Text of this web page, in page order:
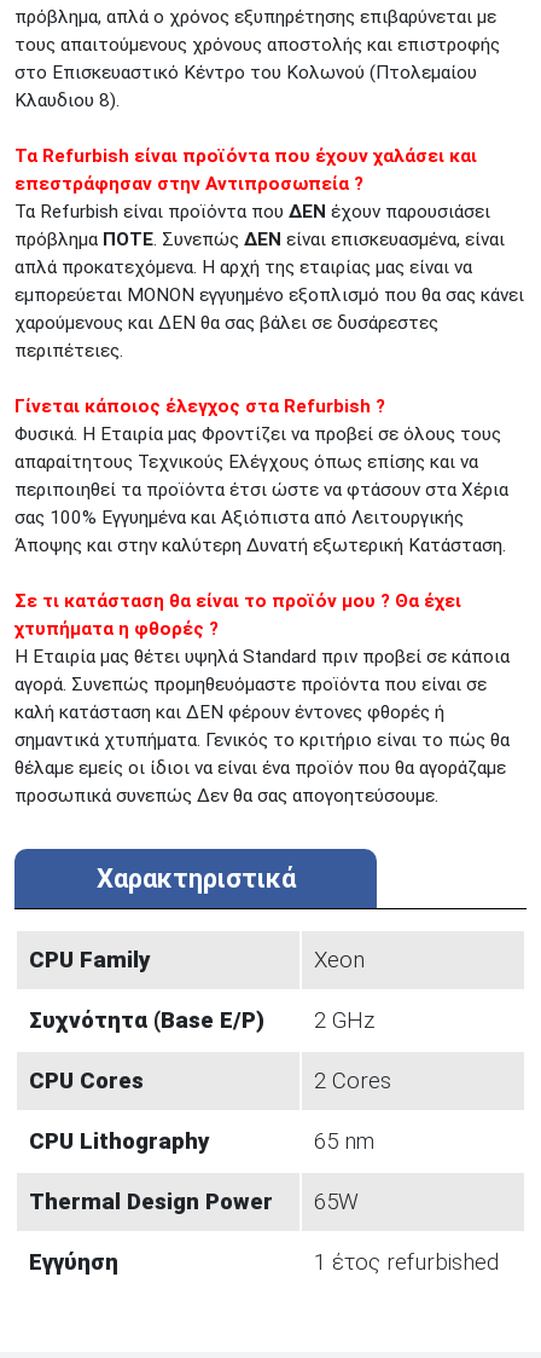
πρόβλημα, απλά ο χρόνος εξυπηρέτησης επιβαρύνεται με
τους απαιτούμενους χρόνους αποστολής και επιστροφής
στο Επισκευαστικό Κέντρο του Κολωνού (Πτολεμαίου
Κλαυδιου 8).
Τα Refurbish είναι προϊόντα που έχουν χαλάσει και
επεστράφησαν στην Αντιπροσωπεία ?
Τα Refurbish είναι προϊόντα που ΔΕΝ έχουν παρουσιάσει
πρόβλημα ΠΟΤΕ. Συνεπώς ΔΕΝ είναι επισκευασμένα, είναι
απλά προκατεχόμενα. Η αρχή της εταιρίας μας είναι να
εμπορεύεται ΜΟΝΟΝ εγγυημένο εξοπλισμό που θα σας κάνει
χαρούμενους και ΔΕΝ θα σας βάλει σε δυσάρεστες
περιπέτειες.
Γίνεται κάποιος έλεγχος στα Refurbish ?
Φυσικά. Η Εταιρία μας Φροντίζει να προβεί σε όλους τους
απαραίτητους Τεχνικούς Ελέγχους όπως επίσης και να
περιποιηθεί τα προϊόντα έτσι ώστε να φτάσουν στα Χέρια
σας 100% Εγγυημένα και Αξιόπιστα από Λειτουργικής
Άποψης και στην καλύτερη Δυνατή εξωτερική Κατάσταση.
Σε τι κατάσταση θα είναι το προϊόν μου ? Θα έχει
χτυπήματα η φθορές ?
Η Εταιρία μας θέτει υψηλά Standard πριν προβεί σε κάποια
αγορά. Συνεπώς προμηθευόμαστε προϊόντα που είναι σε
καλή κατάσταση και ΔΕΝ φέρουν έντονες φθορές ή
σημαντικά χτυπήματα. Γενικός το κριτήριο είναι το πώς θα
θέλαμε εμείς οι ίδιοι να είναι ένα προϊόν που θα αγοράζαμε
προσωπικά συνεπώς Δεν θα σας απογοητεύσουμε.
Χαρακτηριστικά
CPU Family Xeon
Συχνότητα (Base E/P) 2 GHz
CPU Cores 2 Cores
CPU Lithography 65 nm
Thermal Design Power 65W
Εγγύηση 1 έτος refurbished